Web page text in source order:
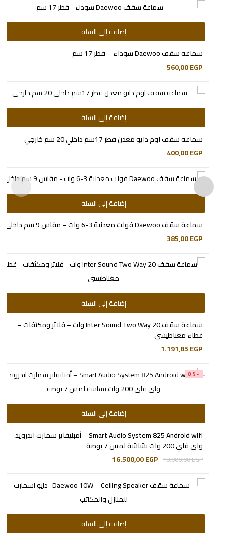
إضافة إلى السلة
سماعة سقف Daewoo سوداء – قطر 17 سم
560,00EGP
إضافة إلى السلة
سماعه سقف اوم دايو معدن قطر 17سم داخلي 20 سم خارجي
400,00EGP
إضافة إلى السلة
سماعة سقف Daewoo فولت معدنية 3-6 وات – مقاس 9 سم داخلي
385,00EGP
إضافة إلى السلة
سماعة سقف Inter Sound Two Way 20 وات – فلاتر ومكثفات –
غطاء مغناطيسي
1.191,85EGP
إضافة إلى السلة
-8%
Smart Audio System 825 Android wifi – أمبليفاير سمارت اندرويد
واي فاي 200 وات بشاشة لمس 7 بوصة
18.000,00EGP
16.500,00EGP
إضافة إلى السلة